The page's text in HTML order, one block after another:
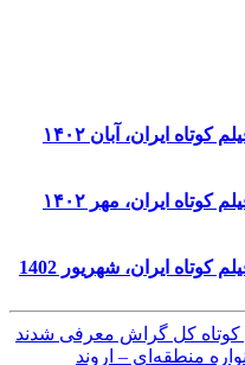
ایران، آبان ۱۴۰۲
ایران، مهر ۱۴۰۲
ایران، شهریور 1402
کوتاه کل گراش معرفی شدند
منطقه‌ای – اروند